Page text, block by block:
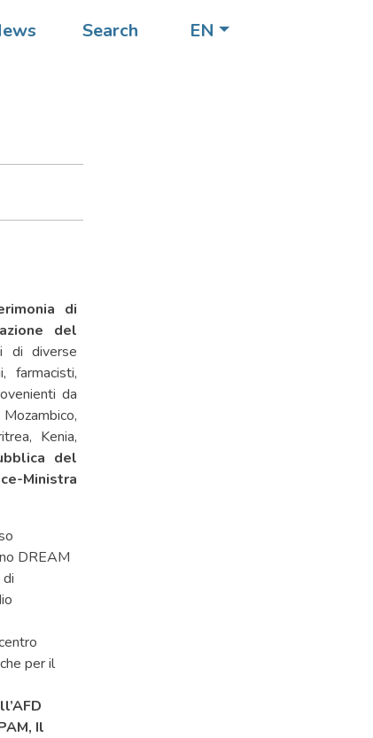
Search EN
di
del
di diverse
farmacisti,
da
Kenia,
del
Ministra
per il
Il